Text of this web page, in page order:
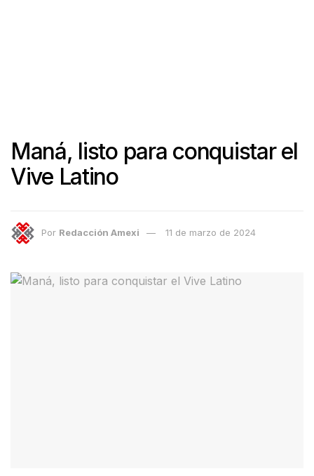
Maná, listo para conquistar el
Vive Latino
Por Redacción Amexi 11 de marzo de 2024